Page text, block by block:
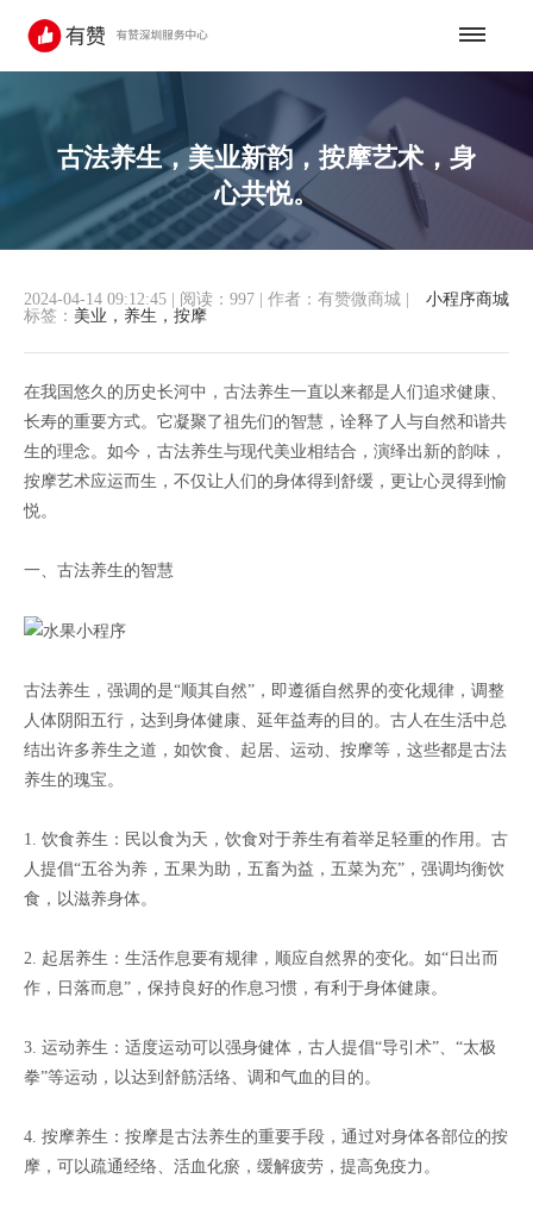
古法养生，美业新韵，按摩艺术，身
心共悦。
小程序商城
2024-04-14 09:12:45 阅读：997 作者：有赞微商城
标签： 美业，养生，按摩
在我国悠久的历史长河中，古法养生一直以来都是人们追求健康、
长寿的重要方式。它凝聚了祖先们的智慧，诠释了人与自然和谐共
生的理念。如今，古法养生与现代美业相结合，演绎出新的韵味，
按摩艺术应运而生，不仅让人们的身体得到舒缓，更让心灵得到愉
悦。
一、古法养生的智慧
古法养生，强调的是“顺其自然”，即遵循自然界的变化规律，调整
人体阴阳五行，达到身体健康、延年益寿的目的。古人在生活中总
结出许多养生之道，如饮食、起居、运动、按摩等，这些都是古法
养生的瑰宝。
1. 饮食养生：民以食为天，饮食对于养生有着举足轻重的作用。古
人提倡“五谷为养，五果为助，五畜为益，五菜为充”，强调均衡饮
食，以滋养身体。
2. 起居养生：生活作息要有规律，顺应自然界的变化。如“日出而
作，日落而息”，保持良好的作息习惯，有利于身体健康。
3. 运动养生：适度运动可以强身健体，古人提倡“导引术”、“太极
拳”等运动，以达到舒筋活络、调和气血的目的。
4. 按摩养生：按摩是古法养生的重要手段，通过对身体各部位的按
摩，可以疏通经络、活血化瘀，缓解疲劳，提高免疫力。